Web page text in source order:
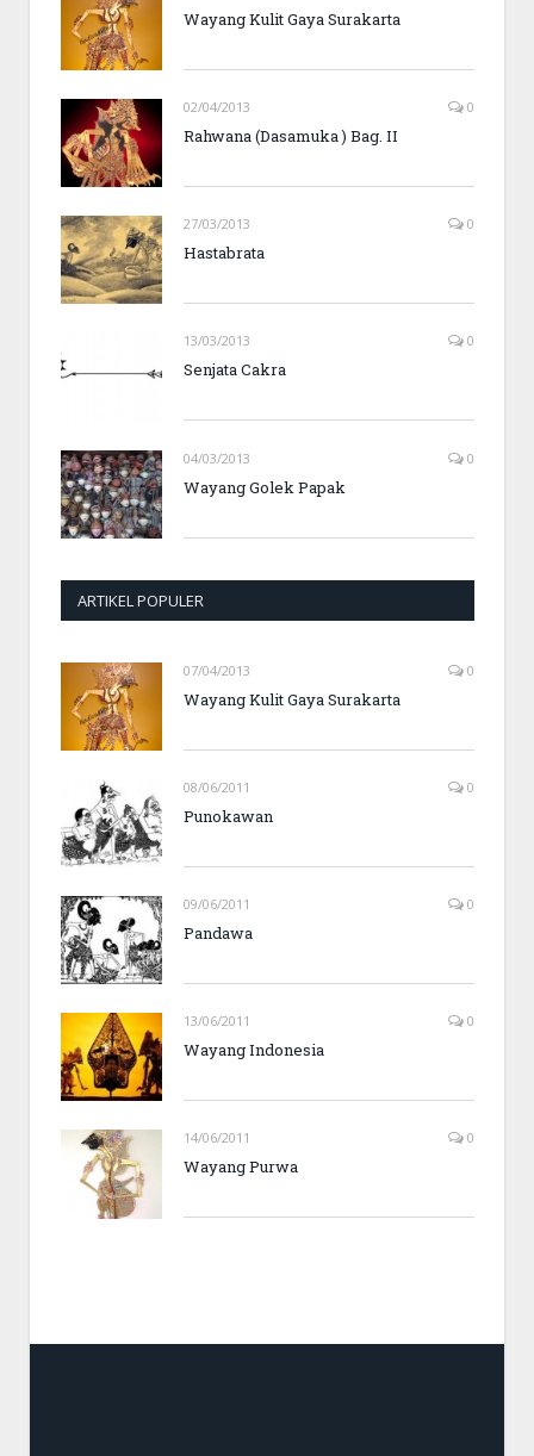
Wayang Kulit Gaya Surakarta
02/04/2013 0
Rahwana (Dasamuka ) Bag. II
27/03/2013 0
Hastabrata
13/03/2013 0
Senjata Cakra
04/03/2013 0
Wayang Golek Papak
ARTIKEL POPULER
07/04/2013 0
Wayang Kulit Gaya Surakarta
08/06/2011 0
Punokawan
09/06/2011 0
Pandawa
13/06/2011 0
Wayang Indonesia
14/06/2011 0
Wayang Purwa